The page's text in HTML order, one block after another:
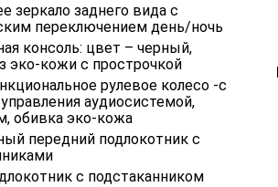
зеркало заднего вида с
переключением день/ночь
консоль: цвет – черный,
эко-кожи с прострочкой
рулевое колесо -с
аудиосистемой,
обивка эко-кожа
передний подлокотник с
с подстаканником